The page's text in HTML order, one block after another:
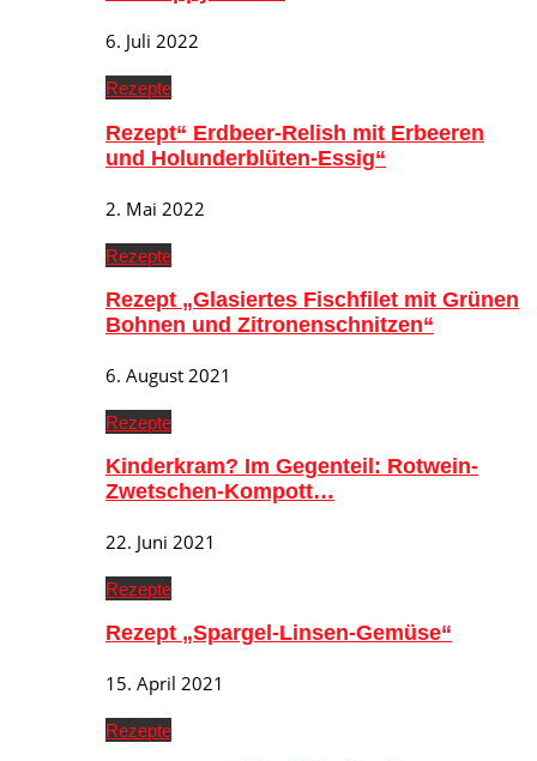
6. Juli 2022
Rezepte
Rezept“ Erdbeer-Relish mit Erbeeren
und Holunderblüten-Essig“
2. Mai 2022
Rezepte
Rezept „Glasiertes Fischfilet mit Grünen
Bohnen und Zitronenschnitzen“
6. August 2021
Rezepte
Kinderkram? Im Gegenteil: Rotwein-
Zwetschen-Kompott…
22. Juni 2021
Rezepte
Rezept „Spargel-Linsen-Gemüse“
15. April 2021
Rezepte